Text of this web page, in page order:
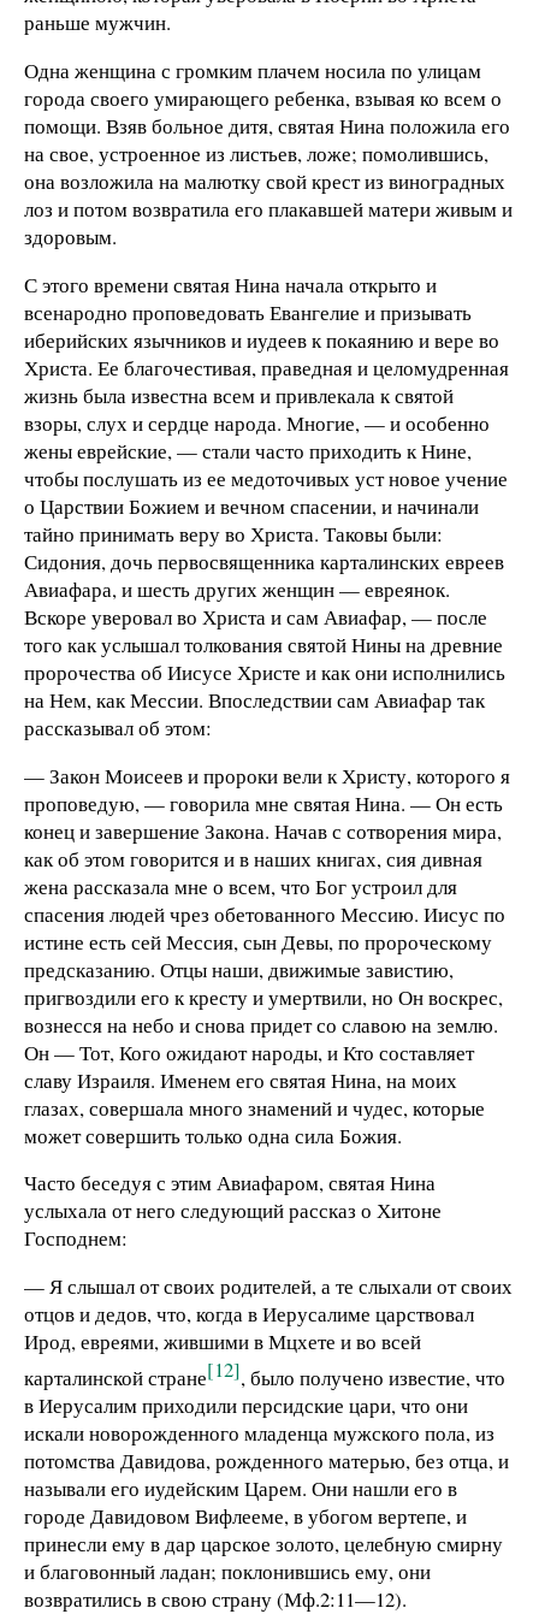
раньше мужчин.
Одна женщина с громким плачем носила по улицам
города своего умирающего ребенка, взывая ко всем о
помощи. Взяв больное дитя, святая Нина положила его
на свое, устроенное из листьев, ложе; помолившись,
она возложила на малютку свой крест из виноградных
лоз и потом возвратила его плакавшей матери живым и
здоровым.
С этого времени святая Нина начала открыто и
всенародно проповедовать Евангелие и призывать
иберийских язычников и иудеев к покаянию и вере во
Христа. Ее благочестивая, праведная и целомудренная
жизнь была известна всем и привлекала к святой
взоры, слух и сердце народа. Многие, — и особенно
жены еврейские, — стали часто приходить к Нине,
чтобы послушать из ее медоточивых уст новое учение
о Царствии Божием и вечном спасении, и начинали
тайно принимать веру во Христа. Таковы были:
Сидония, дочь первосвященника карталинских евреев
Авиафара, и шесть других женщин — евреянок.
Вскоре уверовал во Христа и сам Авиафар, — после
того как услышал толкования святой Нины на древние
пророчества об Иисусе Христе и как они исполнились
на Нем, как Мессии. Впоследствии сам Авиафар так
рассказывал об этом:
— Закон Моисеев и пророки вели к Христу, которого я
проповедую, — говорила мне святая Нина. — Он есть
конец и завершение Закона. Начав с сотворения мира,
как об этом говорится и в наших книгах, сия дивная
жена рассказала мне о всем, что Бог устроил для
спасения людей чрез обетованного Мессию. Иисус по
истине есть сей Мессия, сын Девы, по пророческому
предсказанию. Отцы наши, движимые завистию,
пригвоздили его к кресту и умертвили, но Он воскрес,
вознесся на небо и снова придет со славою на землю.
Он — Тот, Кого ожидают народы, и Кто составляет
славу Израиля. Именем его святая Нина, на моих
глазах, совершала много знамений и чудес, которые
может совершить только одна сила Божия.
Часто беседуя с этим Авиафаром, святая Нина
услыхала от него следующий рассказ о Хитоне
Господнем:
— Я слышал от своих родителей, а те слыхали от своих
отцов и дедов, что, когда в Иерусалиме царствовал
Ирод, евреями, жившими в Мцхете и во всей
карталинской стране[12], было получено известие, что
в Иерусалим приходили персидские цари, что они
искали новорожденного младенца мужского пола, из
потомства Давидова, рожденного матерью, без отца, и
называли его иудейским Царем. Они нашли его в
городе Давидовом Вифлееме, в убогом вертепе, и
принесли ему в дар царское золото, целебную смирну
и благовонный ладан; поклонившись ему, они
возвратились в свою страну (Мф.2:11—12).